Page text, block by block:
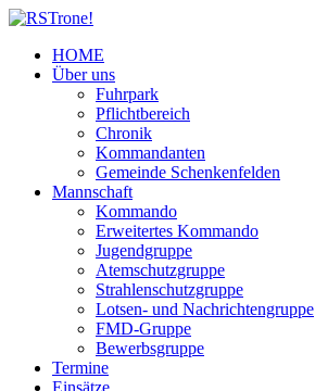
HOME
Über uns
Fuhrpark
Pflichtbereich
Chronik
Kommandanten
Gemeinde Schenkenfelden
Mannschaft
Kommando
Erweitertes Kommando
Jugendgruppe
Atemschutzgruppe
Strahlenschutzgruppe
Lotsen- und Nachrichtengruppe
FMD-Gruppe
Bewerbsgruppe
Termine
Einsätze